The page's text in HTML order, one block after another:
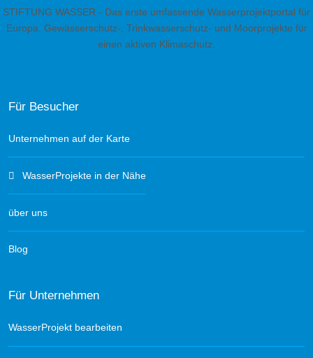
STIFTUNG WASSER - Das erste umfassende Wasserprojektportal für
Europa. Gewässerschutz-, Trinkwasserschutz- und Moorprojekte für
einen aktiven Klimaschutz.
Für Besucher
Unternehmen auf der Karte
WasserProjekte in der Nähe
über uns
Blog
Für Unternehmen
WasserProjekt bearbeiten